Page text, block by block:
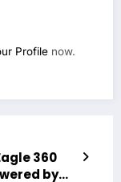
Profile now.
360
by